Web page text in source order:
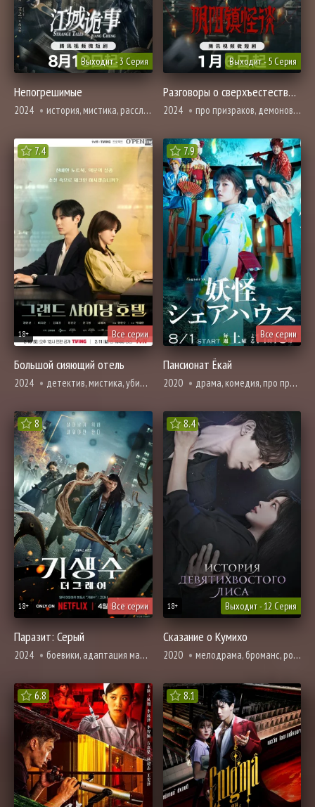
Выходит - 3 Серия
Непогрешимые
2024 история, мистика, расследование, триллер, ужасы, смерть
Выходит - 5 Серия
Разговоры о сверхъестественном в городке Иньян
2024 про призраков, демонов и сверхъестественное, триллер, ужасы
7.4
Все серии
18+
Большой сияющий отель
2024 детектив, мистика, убийство, мелодрама, романтика, триллер, ужасы, фэнтези, смерть
7.9
Все серии
Пансионат Ёкай
2020 драма, комедия, про призраков, демонов и сверхъестественное, ужасы, фэнтези, смерть
8
Все серии
18+
Паразит: Серый
2024 боевики, адаптация манги, мистика, ужасы, фантастика
8.4
Выходит - 12 Серия
18+
Сказание о Кумихо
2020 мелодрама, броманс, романтика, триллер, ужасы, фэнтези
6.8 8.1